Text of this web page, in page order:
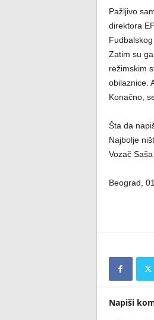
Pažljivo
direktora
Zatim su
režimskim
obilaznice.
Konačno,
Šta da
Najbolje
Vozač
Beograd,
Napiši